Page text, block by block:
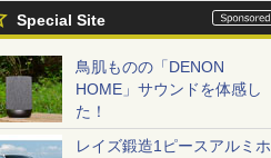
Special Site
鳥肌ものの「DENON
HOME」サウンドを体感し
た！
レイズ鍛造1ピースアルミホ